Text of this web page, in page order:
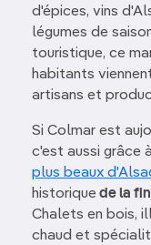
d'épices, vins
légumes de
touristique, ce
habitants
artisans et
Si Colmar est
c'est aussi grâce à
plus beaux
historiquede la
Chalets en bois,
chaud et